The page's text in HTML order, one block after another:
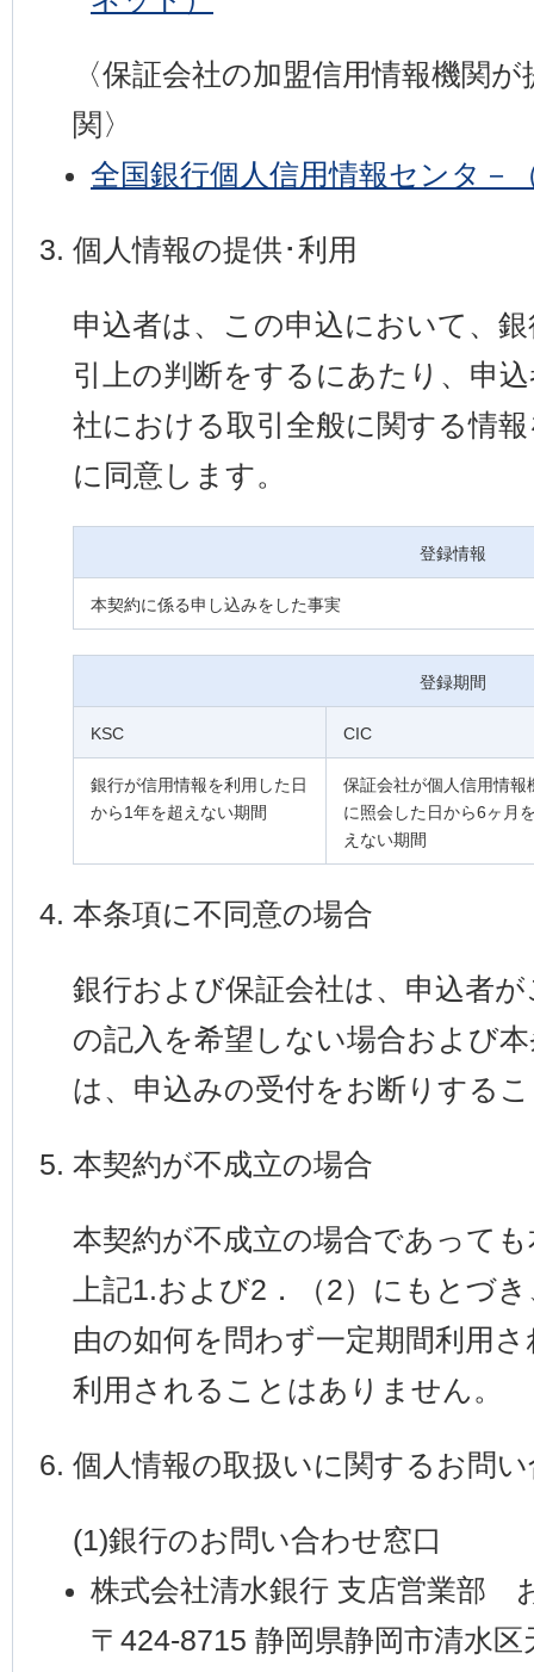
〈保証会社の加盟信用情報機関
関〉
全国銀行個人信用情報センタ－
個人情報の提供･利用
申込者は、この申込において、
引上の判断をするにあたり、申
社における取引全般に関する情
に同意します。
登録情報
本契約に係る申し込みをした事実
登録期間
KSC CIC
銀行が信用情報を利用した日
から1年を超えない期間
保証会社が個人信用情報
に照会した日から6ヶ月
えない期間
本条項に不同意の場合
銀行および保証会社は、申込者
の記入を希望しない場合および
は、申込みの受付をお断りする
本契約が不成立の場合
本契約が不成立の場合であって
上記1.および2．（2）にもとづ
由の如何を問わず一定期間利用
利用されることはありません。
個人情報の取扱いに関するお問
(1)銀行のお問い合わせ窓口
株式会社清水銀行 支店営業部
〒424-8715 静岡県静岡市清水